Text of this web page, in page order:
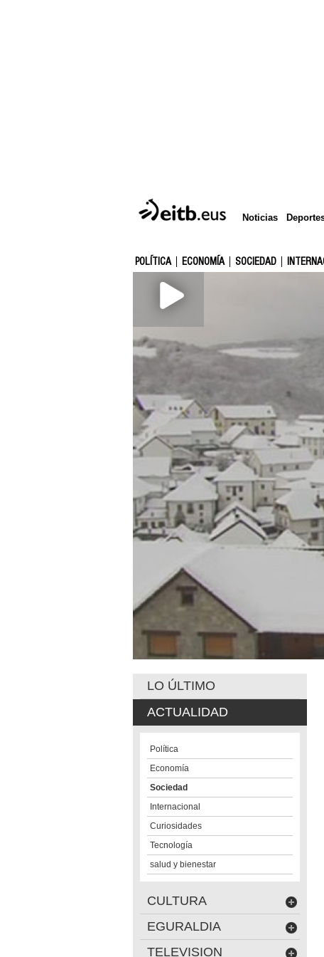
Noticias
POLÍTICA ECONOMÍA SOCIEDAD
LO ÚLTIMO
ACTUALIDAD
Política
Economía
Sociedad
Internacional
Curiosidades
Tecnología
salud y bienestar
CULTURA
EGURALDIA
TELEVISION